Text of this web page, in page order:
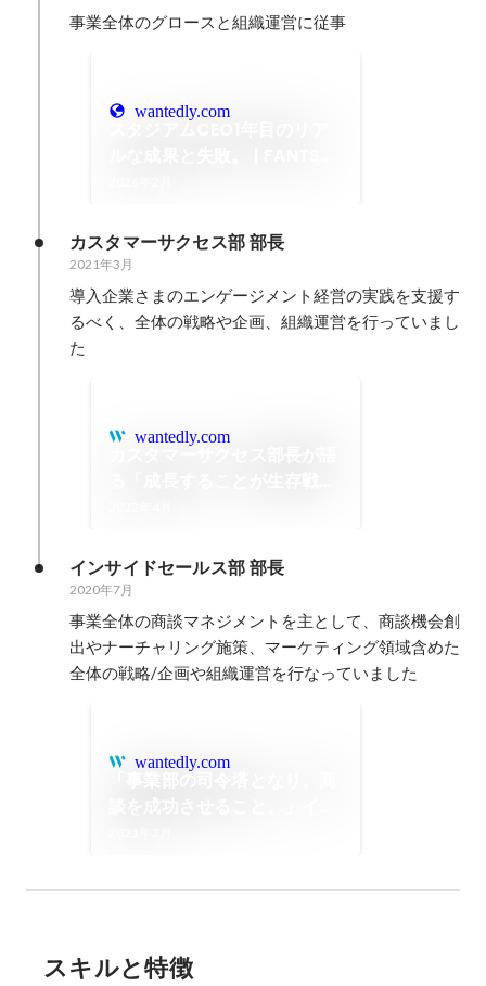
事業全体のグロースと組織運営に従事
wantedly.com
カスタマーサクセス部 部長
2021年3月
導入企業さまのエンゲージメント経営の実践を支援す
るべく、全体の戦略や企画、組織運営を行っていまし
た
wantedly.com
インサイドセールス部 部長
2020年7月
事業全体の商談マネジメントを主として、商談機会創
出やナーチャリング施策、マーケティング領域含めた
全体の戦略/企画や組織運営を行なっていました
wantedly.com
スキルと特徴